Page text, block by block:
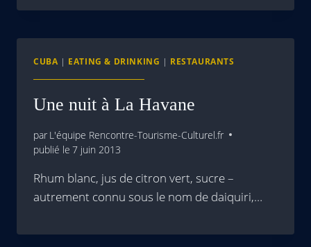
CUBA | EATING & DRINKING | RESTAURANTS
Une nuit à La Havane
par L'équipe Rencontre-Tourisme-Culturel.fr
publié le 7 juin 2013
Rhum blanc, jus de citron vert, sucre –
autrement connu sous le nom de daiquiri,…